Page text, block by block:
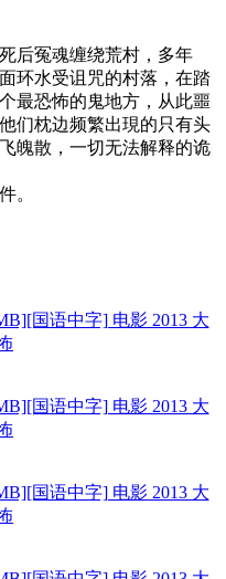
冤魂缠绕荒村，多年
环水受诅咒的村落，在踏
最恐怖的鬼地方，从此噩
们枕边频繁出現的只有头
魄散，一切无法解释的诡
。